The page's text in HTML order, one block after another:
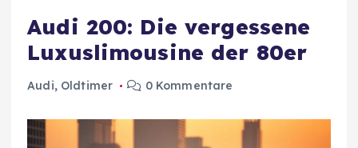
Audi 200: Die vergessene
Luxuslimousine der 80er
Audi, Oldtimer 0 Kommentare